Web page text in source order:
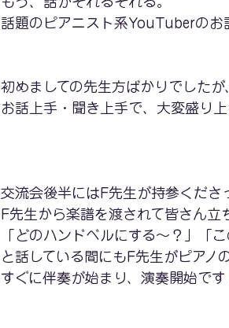
話題のピアニスト系YouTuberのお
初めましての先生方ばかりでした
お話上手・聞き上手で、大変盛り上
交流会後半にはF先生が持参くださ
F先生から楽譜を渡されて皆さん立
「どのハンドベルにする～？」「
と話している間にもF先生がピアノ
すぐに伴奏が始まり、演奏開始です